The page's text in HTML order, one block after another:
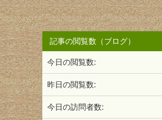
記事の閲覧数（ブログ）
今日の閲覧数:
昨日の閲覧数:
今日の訪問者数: